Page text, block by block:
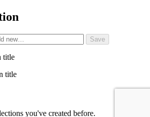
title
title
you've created before.